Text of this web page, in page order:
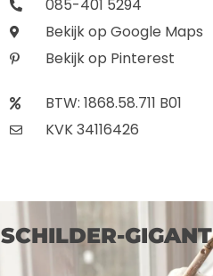
085-401 5294
Bekijk op Google Maps
Bekijk op Pinterest
BTW: 1868.58.711 B01
KVK 34116426
SCHILDER-GIGANT